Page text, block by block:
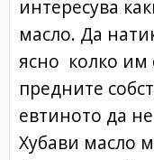
интересува
масло. Да
ясно колко им
предните
евтиното да
Хубави масло